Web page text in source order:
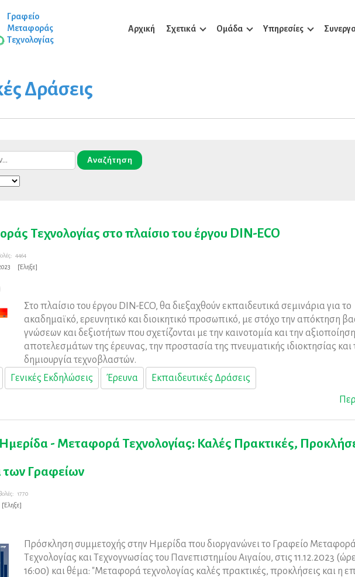
Γραφείο
Μεταφοράς
Τεχνολογίας
Αρχική Σχετικά Ομάδα Υπηρεσίες
Δράσεις
Τεχνολογίας στο πλαίσιο του έργου DIN-ECO
4464
[Έληξε]
Στο πλαίσιο του έργου DIN-ECO, θα διεξαχθούν εκπαιδευτικά σεμινάρια για το
ακαδημαϊκό, ερευνητικό και διοικητικό προσωπικό, με στόχο την απόκτηση
γνώσεων και δεξιοτήτων που σχετίζονται με την καινοτομία και την
αποτελεσμάτων της έρευνας, την προστασία της πνευματικής ιδιοκτησίας και
δημιουργία τεχνοβλαστών.
Γενικές Εκδηλώσεις Έρευνα Εκπαιδευτικές Δράσεις
- Μεταφορά Τεχνολογίας: Καλές Πρακτικές,
Γραφείων
1770
[Έληξε]
Πρόσκληση συμμετοχής στην Ημερίδα που διοργανώνει το Γραφείο
Τεχνολογίας και Τεχνογνωσίας του Πανεπιστημίου Αιγαίου, στις 11.12.2023
16:00) και θέμα: "Μεταφορά τεχνολογίας καλές πρακτικές, προκλήσεις και η